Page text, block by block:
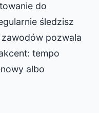
do
śledzisz
zawodów pozwala
tempo
albo